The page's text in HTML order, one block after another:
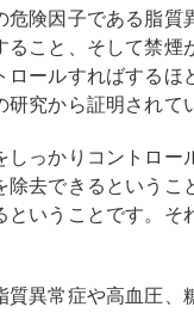
険因子である脂質
ること、そして禁煙
ールすればするほ
研究から証明されて
っかりコントロー
除去できるというこ
ということです。そ
異常症や高血圧、